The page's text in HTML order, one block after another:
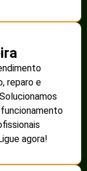
reparo e
agora!